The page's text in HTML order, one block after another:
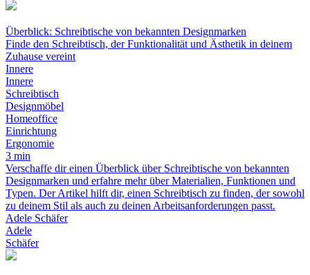
Überblick: Schreibtische von bekannten Designmarken
Finde den Schreibtisch, der Funktionalität und Ästhetik in deinem
Zuhause vereint
Innere
Innere
Schreibtisch
Designmöbel
Homeoffice
Einrichtung
Ergonomie
3 min
Verschaffe dir einen Überblick über Schreibtische von bekannten
Designmarken und erfahre mehr über Materialien, Funktionen und
Typen. Der Artikel hilft dir, einen Schreibtisch zu finden, der sowohl
zu deinem Stil als auch zu deinen Arbeitsanforderungen passt.
Adele Schäfer
Adele
Schäfer